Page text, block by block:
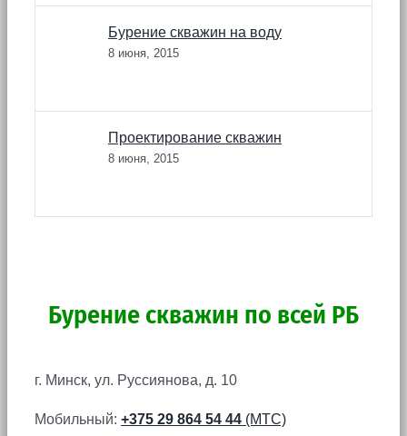
Бурение скважин на воду
8 июня, 2015
Проектирование скважин
8 июня, 2015
Бурение скважин по всей РБ
г. Минск, ул. Руссиянова, д. 10
Мобильный: +375 29 864 54 44 (МТС)